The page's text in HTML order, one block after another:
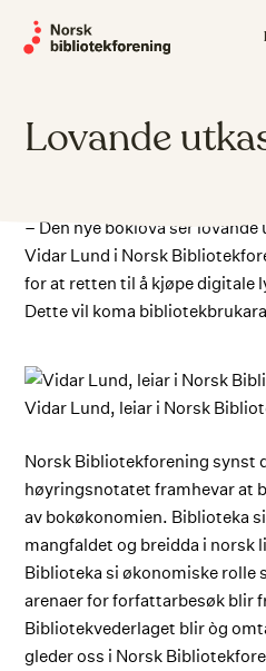
Lovande
– Den nye boklova ser
Vidar Lund i Norsk
for at retten til å kjøpe digitale
Dette vil koma
Vidar Lund, leiar i Norsk
Norsk Bibliotekforening synst
høyringsnotatet framhevar at
av bokøkonomien. Biblioteka
mangfaldet og breidda i
Biblioteka si økonomiske rolle
arenaer for forfattarbesøk blir
Bibliotekvederlaget blir òg
gleder oss i Norsk